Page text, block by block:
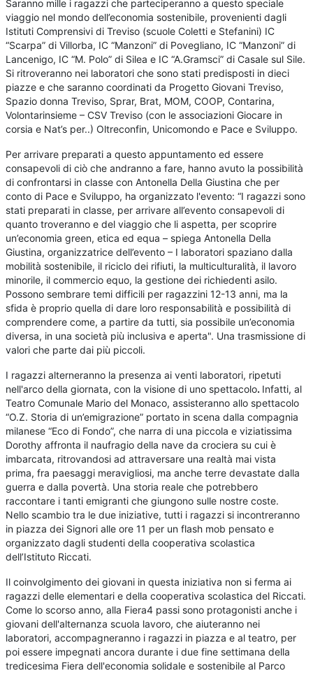
Saranno mille i ragazzi che parteciperanno a questo speciale
viaggio nel mondo dell’economia sostenibile, provenienti dagli
Istituti Comprensivi di Treviso (scuole Coletti e Stefanini) IC
“Scarpa” di Villorba, IC “Manzoni” di Povegliano, IC “Manzoni” di
Lancenigo, IC “M. Polo” di Silea e IC “A.Gramsci” di Casale sul Sile.
Si ritroveranno nei laboratori che sono stati predisposti in dieci
piazze e che saranno coordinati da Progetto Giovani Treviso,
Spazio donna Treviso, Sprar, Brat, MOM, COOP, Contarina,
Volontarinsieme – CSV Treviso (con le associazioni Giocare in
corsia e Nat’s per..) Oltreconfin, Unicomondo e Pace e Sviluppo.
Per arrivare preparati a questo appuntamento ed essere
consapevoli di ciò che andranno a fare, hanno avuto la possibilità
di confrontarsi in classe con Antonella Della Giustina che per
conto di Pace e Sviluppo, ha organizzato l'evento: “I ragazzi sono
stati preparati in classe, per arrivare all’evento consapevoli di
quanto troveranno e del viaggio che li aspetta, per scoprire
un’economia green, etica ed equa – spiega Antonella Della
Giustina, organizzatrice dell’evento – I laboratori spaziano dalla
mobilità sostenibile, il riciclo dei rifiuti, la multiculturalità, il lavoro
minorile, il commercio equo, la gestione dei richiedenti asilo.
Possono sembrare temi difficili per ragazzini 12-13 anni, ma la
sfida è proprio quella di dare loro responsabilità e possibilità di
comprendere come, a partire da tutti, sia possibile un’economia
diversa, in una società più inclusiva e aperta". Una trasmissione di
valori che parte dai più piccoli.
I ragazzi alterneranno la presenza ai venti laboratori, ripetuti
nell'arco della giornata, con la visione di uno spettacolo. Infatti, al
Teatro Comunale Mario del Monaco, assisteranno allo spettacolo
“O.Z. Storia di un’emigrazione” portato in scena dalla compagnia
milanese “Eco di Fondo”, che narra di una piccola e viziatissima
Dorothy affronta il naufragio della nave da crociera su cui è
imbarcata, ritrovandosi ad attraversare una realtà mai vista
prima, fra paesaggi meravigliosi, ma anche terre devastate dalla
guerra e dalla povertà. Una storia reale che potrebbero
raccontare i tanti emigranti che giungono sulle nostre coste.
Nello scambio tra le due iniziative, tutti i ragazzi si incontreranno
in piazza dei Signori alle ore 11 per un flash mob pensato e
organizzato dagli studenti della cooperativa scolastica
dell’Istituto Riccati.
Il coinvolgimento dei giovani in questa iniziativa non si ferma ai
ragazzi delle elementari e della cooperativa scolastica del Riccati.
Come lo scorso anno, alla Fiera4 passi sono protagonisti anche i
giovani dell'alternanza scuola lavoro, che aiuteranno nei
laboratori, accompagneranno i ragazzi in piazza e al teatro, per
poi essere impegnati ancora durante i due fine settimana della
tredicesima Fiera dell'economia solidale e sostenibile al Parco